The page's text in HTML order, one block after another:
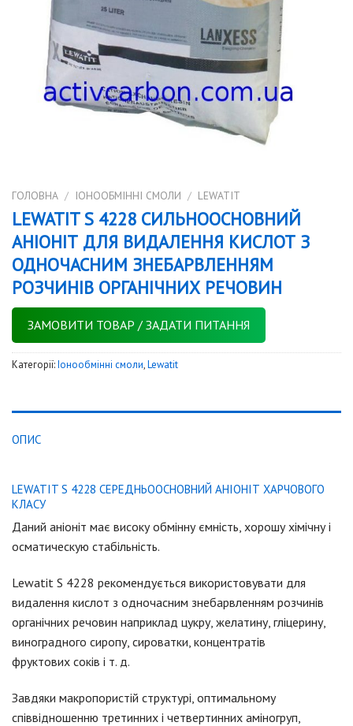
ГОЛОВНА / IОНООБМІННІ СМОЛИ / LEWATIT
LEWATIT S 4228 СИЛЬНООСНОВНИЙ
АНІОНІТ ДЛЯ ВИДАЛЕННЯ КИСЛОТ З
ОДНОЧАСНИМ ЗНЕБАРВЛЕННЯМ
РОЗЧИНІВ ОРГАНІЧНИХ РЕЧОВИН
ЗАМОВИТИ ТОВАР / ЗАДАТИ ПИТАННЯ
Категорії:Iонообмінні смоли,Lewatit
ОПИС
LEWATIT S 4228 СЕРЕДНЬООСНОВНИЙ АНІОНІТ ХАРЧОВОГО
КЛАСУ
Даний аніоніт має високу обмінну ємність, хорошу хімічну і
осматическую стабільність.
Lewatit S 4228 рекомендується використовувати для
видалення кислот з одночасним знебарвленням розчинів
органічних речовин наприклад цукру, желатину, гліцерину,
виноградного сиропу, сироватки, концентратів
фруктових соків і т. д.
Завдяки макропористій структурі, оптимальному
співвідношенню третинних і четвертинних аміногруп,